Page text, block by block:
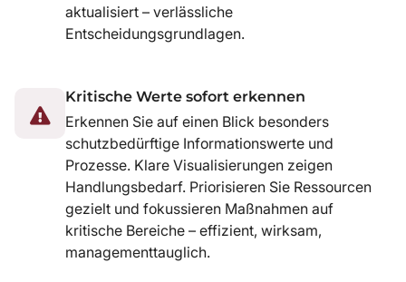
aktualisiert – verlässliche
Entscheidungsgrundlagen.
Kritische Werte sofort erkennen
Erkennen Sie auf einen Blick besonders
schutzbedürftige Informationswerte und
Prozesse. Klare Visualisierungen zeigen
Handlungsbedarf. Priorisieren Sie Ressourcen
gezielt und fokussieren Maßnahmen auf
kritische Bereiche – effizient, wirksam,
managementtauglich.